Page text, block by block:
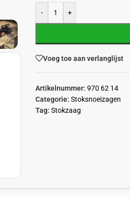
- +
Voeg toe aan verlanglijst
Artikelnummer: 970 62 14
Categorie: Stoksnoeizagen
Tag: Stokzaag